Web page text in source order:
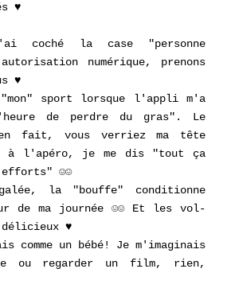
♥
coché la case "personne
numérique, prenons
♥
sport lorsque l'appli m'a
de perdre du gras". Le
fait, vous verriez ma tête
à l'apéro, je me dis "tout ça
efforts" ☺☺
la "bouffe" conditionne
de ma journée ☺☺ Et les vol-
♥
comme un bébé! Je m'imaginais
ou regarder un film, rien,